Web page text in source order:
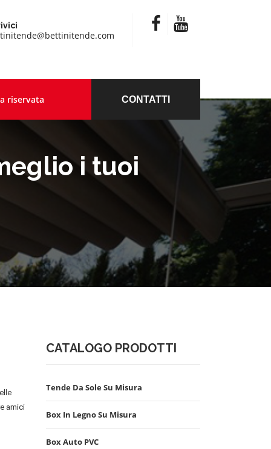
riservata CONTATTI
i tuoi
amici
CATALOGO PRODOTTI
Tende Da Sole Su Misura
Box In Legno Su Misura
Box Auto PVC